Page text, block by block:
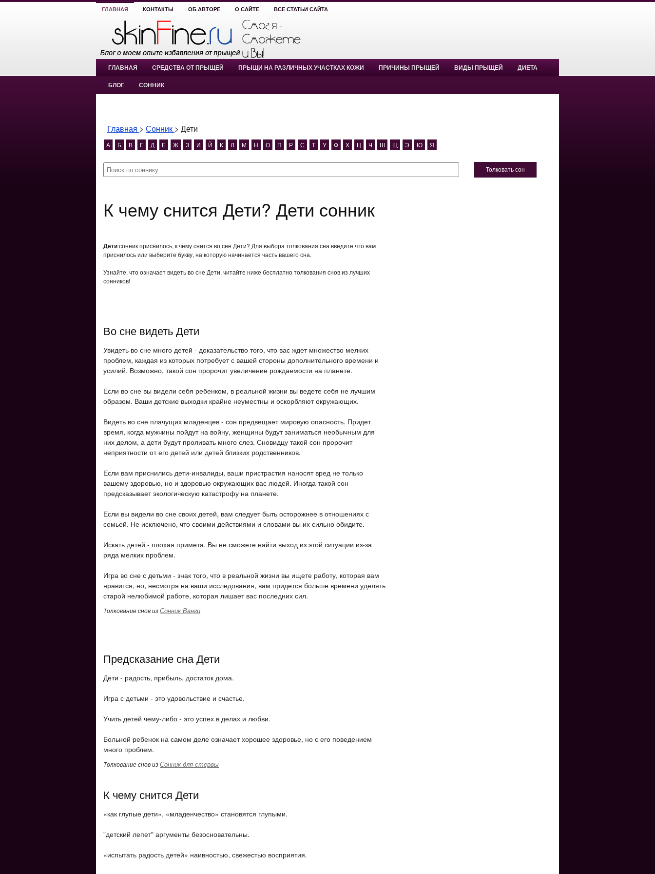
ГЛАВНАЯ КОНТАКТЫ ОБ АВТОРЕ О САЙТЕ ВСЕ СТАТЬИ САЙТА
ГЛАВНАЯ СРЕДСТВА ОТ ПРЫЩЕЙ ПРЫЩИ НА РАЗЛИЧНЫХ УЧАСТКАХ КОЖИ ПРИЧИНЫ ПРЫЩЕЙ ВИДЫ ПРЫЩЕЙ ДИЕТА
БЛОГ СОННИК
Главная > Сонник > Дети
А Б В Г Д Е Ж З И Й К Л М Н О П Р С Т У Ф Х Ц Ч Ш Щ Э Ю Я
Толковать сон
К чему снится Дети? Дети сонник
Детисонник приснилось, к чему снится во сне Дети? Для выбора толкования сна введите что вам
приснилось или выберите букву, на которую начинается часть вашего сна.
Узнайте, что означает видеть во сне Дети, читайте ниже бесплатно толкования снов из лучших
сонников!
Во сне видеть Дети
Увидеть во сне много детей - доказательство того, что вас ждет множество мелких
проблем, каждая из которых потребует с вашей стороны дополнительного времени и
усилий. Возможно, такой сон пророчит увеличение рождаемости на планете.
Если во сне вы видели себя ребенком, в реальной жизни вы ведете себя не лучшим
образом. Ваши детские выходки крайне неуместны и оскорбляют окружающих.
Видеть во сне плачущих младенцев - сон предвещает мировую опасность. Придет
время, когда мужчины пойдут на войну, женщины будут заниматься необычным для
них делом, а дети будут проливать много слез. Сновидцу такой сон пророчит
неприятности от его детей или детей близких родственников.
Если вам приснились дети-инвалиды, ваши пристрастия наносят вред не только
вашему здоровью, но и здоровью окружающих вас людей. Иногда такой сон
предсказывает экологическую катастрофу на планете.
Если вы видели во сне своих детей, вам следует быть осторожнее в отношениях с
семьей. Не исключено, что своими действиями и словами вы их сильно обидите.
Искать детей - плохая примета. Вы не сможете найти выход из этой ситуации из-за
ряда мелких проблем.
Игра во сне с детьми - знак того, что в реальной жизни вы ищете работу, которая вам
нравится, но, несмотря на ваши исследования, вам придется больше времени уделять
старой нелюбимой работе, которая лишает вас последних сил.
Толкование снов изСонник Ванги
Предсказание сна Дети
Дети - радость, прибыль, достаток дома.
Игра с детьми - это удовольствие и счастье.
Учить детей чему-либо - это успех в делах и любви.
Больной ребенок на самом деле означает хорошее здоровье, но с его поведением
много проблем.
Толкование снов изСонник для стервы
К чему снится Дети
«как глупые дети», «младенчество» становятся глупыми.
"детский лепет" аргументы безосновательны.
«испытать радость детей» наивностью, свежестью восприятия.